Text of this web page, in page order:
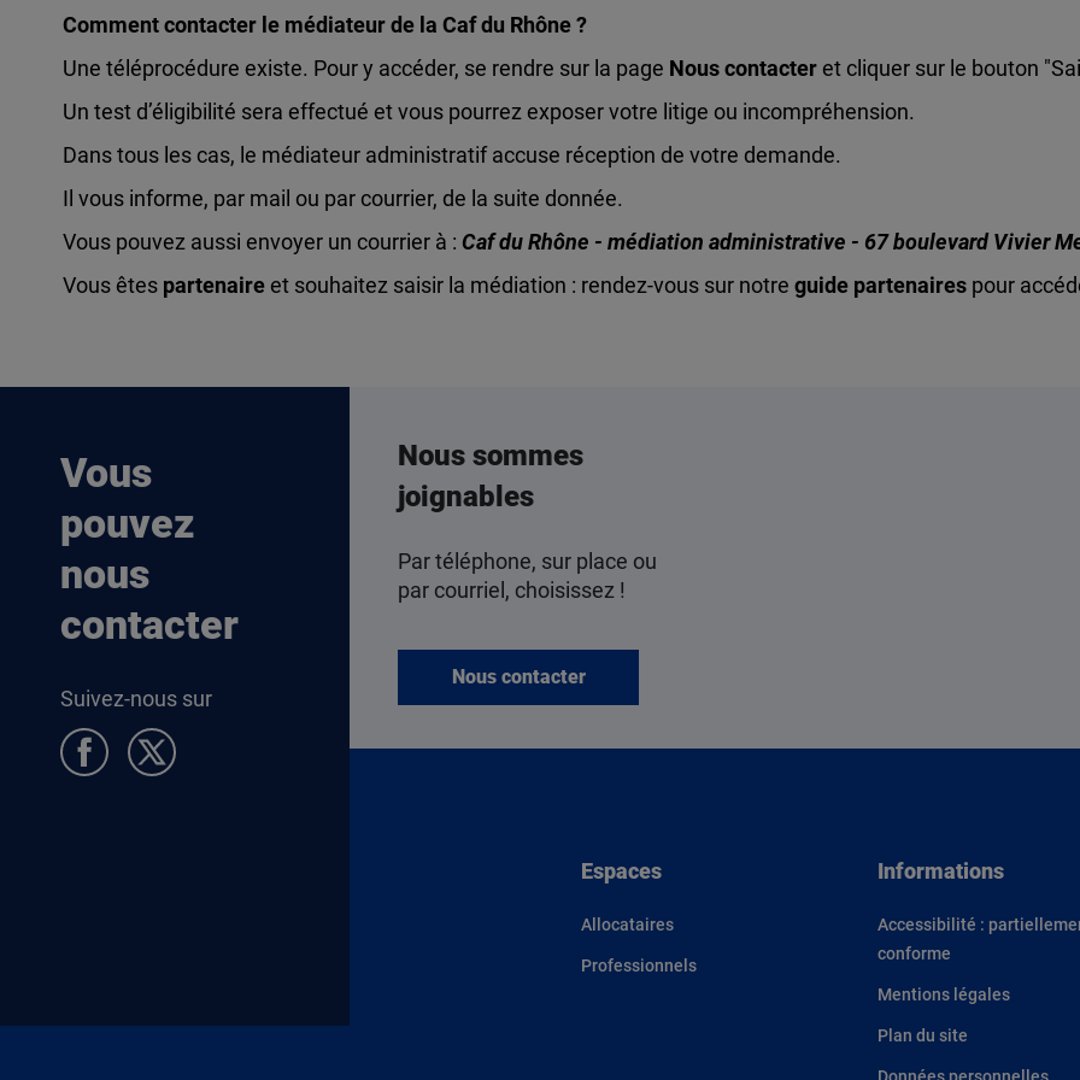
Comment contacter le médiateur de la Caf du Rhône ?
Une téléprocédure existe. Pour y accéder, se rendre sur la page Nous contacter et cliquer sur le bouton
Un test d’éligibilité sera effectué et vous pourrez exposer votre litige ou incompréhension.
Dans tous les cas, le médiateur administratif accuse réception de votre demande.
Il vous informe, par mail ou par courrier, de la suite donnée.
Vous pouvez aussi envoyer un courrier à : Caf du Rhône - médiation administrative - 67 boulevard Vivier
Vous êtes partenaire et souhaitez saisir la médiation : rendez-vous sur notre guide partenaires pour
Vous
pouvez
nous
contacter
Suivez-nous sur
Nous sommes
joignables
Par téléphone, sur place ou
par courriel, choisissez !
Nous contacter
Espaces
Allocataires
Professionnels
Informations
Accessibilité :
conforme
Mentions légales
Plan du site